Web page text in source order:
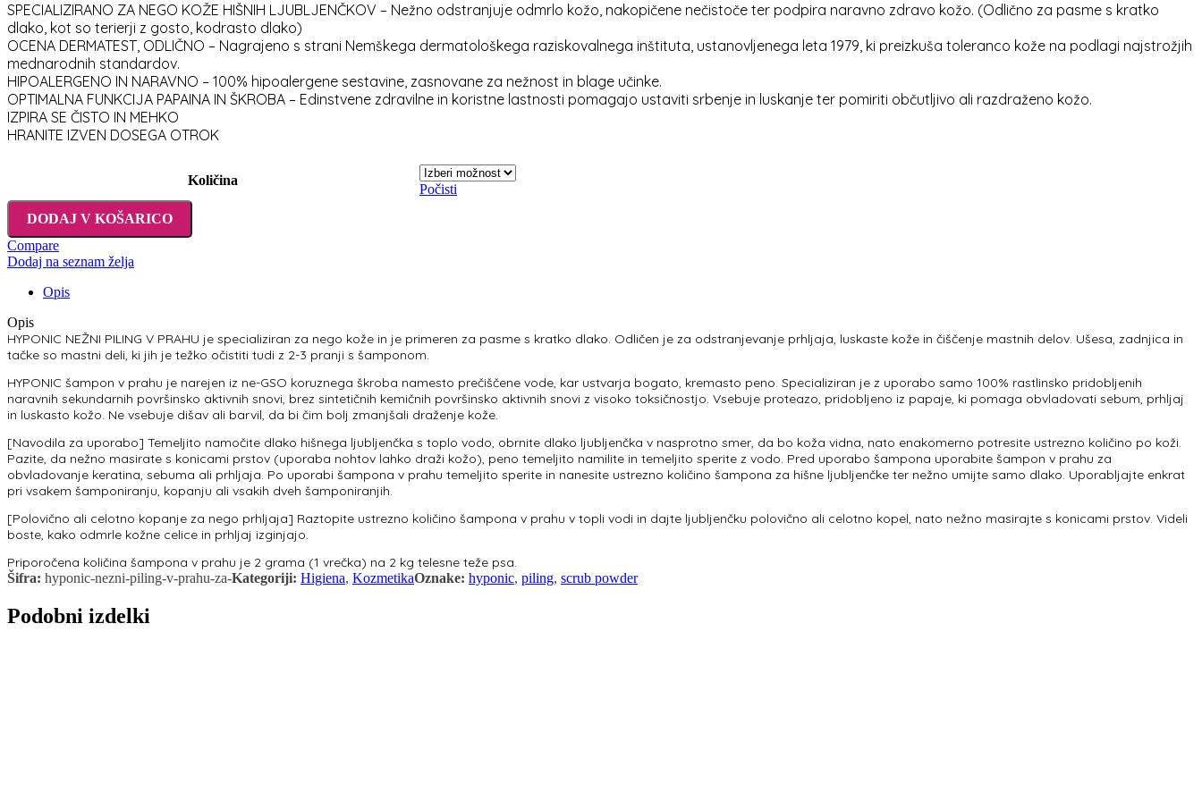
SPECIALIZIRANO ZA NEGO KOŽE HIŠNIH LJUBLJENČKOV – Nežno odstranjuje odmrlo kožo, nakopičene nečistoče ter podpira naravno zdravo kožo. (Odlično za pasme s kratko
dlako, kot so terierji z gosto, kodrasto dlako)
OCENA DERMATEST, ODLIČNO – Nagrajeno s strani Nemškega dermatološkega raziskovalnega inštituta, ustanovljenega leta 1979, ki preizkuša toleranco kože na podlagi najstrožjih
mednarodnih standardov.
HIPOALERGENO IN NARAVNO – 100% hipoalergene sestavine, zasnovane za nežnost in blage učinke.
OPTIMALNA FUNKCIJA PAPAINA IN ŠKROBA – Edinstvene zdravilne in koristne lastnosti pomagajo ustaviti srbenje in luskanje ter pomiriti občutljivo ali razdraženo kožo.
IZPIRA SE ČISTO IN MEHKO
HRANITE IZVEN DOSEGA OTROK
Količina
Počisti
DODAJ V KOŠARICO
Compare
Dodaj na seznam želja
Opis
Opis
HYPONIC NEŽNI PILING V PRAHU je specializiran za nego kože in je primeren za pasme s kratko dlako. Odličen je za odstranjevanje prhljaja, luskaste kože in čiščenje mastnih delov. Ušesa, zadnjica in
tačke so mastni deli, ki jih je težko očistiti tudi z 2-3 pranji s šamponom.
HYPONIC šampon v prahu je narejen iz ne-GSO koruznega škroba namesto prečiščene vode, kar ustvarja bogato, kremasto peno. Specializiran je z uporabo samo 100% rastlinsko pridobljenih
naravnih sekundarnih površinsko aktivnih snovi, brez sintetičnih kemičnih površinsko aktivnih snovi z visoko toksičnostjo. Vsebuje proteazo, pridobljeno iz papaje, ki pomaga obvladovati sebum, prhljaj
in luskasto kožo. Ne vsebuje dišav ali barvil, da bi čim bolj zmanjšali draženje kože.
[Navodila za uporabo] Temeljito namočite dlako hišnega ljubljenčka s toplo vodo, obrnite dlako ljubljenčka v nasprotno smer, da bo koža vidna, nato enakomerno potresite ustrezno količino po koži.
Pazite, da nežno masirate s konicami prstov (uporaba nohtov lahko draži kožo), peno temeljito namilite in temeljito sperite z vodo. Pred uporabo šampona uporabite šampon v prahu za
obvladovanje keratina, sebuma ali prhljaja. Po uporabi šampona v prahu temeljito sperite in nanesite ustrezno količino šampona za hišne ljubljenčke ter nežno umijte samo dlako. Uporabljajte enkrat
pri vsakem šamponiranju, kopanju ali vsakih dveh šamponiranjih.
[Polovično ali celotno kopanje za nego prhljaja] Raztopite ustrezno količino šampona v prahu v topli vodi in dajte ljubljenčku polovično ali celotno kopel, nato nežno masirajte s konicami prstov. Videli
boste, kako odmrle kožne celice in prhljaj izginjajo.
Priporočena količina šampona v prahu je 2 grama (1 vrečka) na 2 kg telesne teže psa.
Šifra: hyponic-nezni-piling-v-prahu-za-Kategoriji: Higiena, KozmetikaOznake: hyponic, piling, scrub powder
Podobni izdelki